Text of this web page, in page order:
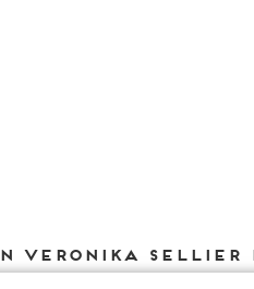
Veronika Sellier